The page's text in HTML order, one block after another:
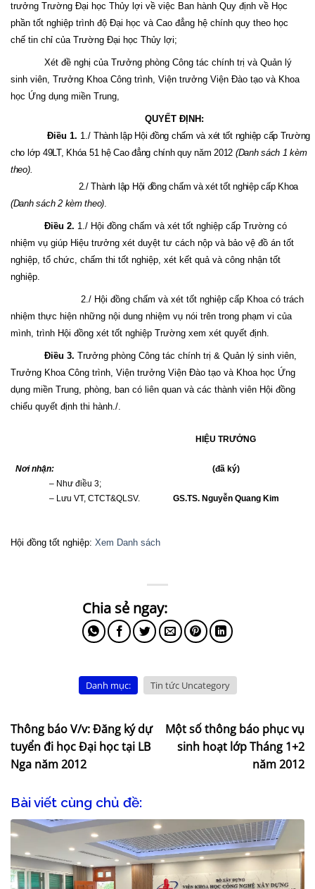
trưởng Trường Đại học Thủy lợi về việc Ban hành Quy định về Học
phần tốt nghiệp trình độ Đại học và Cao đẳng hệ chính quy theo học
chế tin chỉ của Trường Đại học Thủy lợi;
Xét đề nghị của Trưởng phòng Công tác chính trị và Quản lý
sinh viên, Trưởng Khoa Công trình, Viện trưởng Viện Đào tạo và Khoa
học Ứng dụng miền Trung,
QUYẾT ĐỊNH:
Điều 1. 1./ Thành lập Hội đồng chấm và xét tốt nghiệp cấp Trường
cho lớp 49LT, Khóa 51 hệ Cao đẳng chính quy năm 2012 (Danh sách 1 kèm
theo).
2./ Thành lập Hội đồng chấm và xét tốt nghiệp cấp Khoa
(Danh sách 2 kèm theo).
Điều 2. 1./ Hội đồng chấm và xét tốt nghiệp cấp Trường có
nhiệm vụ giúp Hiệu trưởng xét duyệt tư cách nộp và bảo vệ đồ án tốt
nghiệp, tổ chức, chấm thi tốt nghiệp, xét kết quả và công nhận tốt
nghiệp.
2./ Hội đồng chấm và xét tốt nghiệp cấp Khoa có trách
nhiệm thực hiện những nội dung nhiệm vụ nói trên trong phạm vi của
mình, trình Hội đồng xét tốt nghiệp Trường xem xét quyết định.
Điều 3. Trưởng phòng Công tác chính trị & Quản lý sinh viên,
Trưởng Khoa Công trình, Viện trưởng Viện Đào tạo và Khoa học Ứng
dụng miền Trung, phòng, ban có liên quan và các thành viên Hội đồng
chiểu quyết định thi hành./.
Nơi nhận:
– Như điều 3;
– Lưu VT, CTCT&QLSV.
HIỆU TRƯỞNG
(đã ký)
GS.TS. Nguyễn Quang Kim
Hội đồng tốt nghiệp: Xem Danh sách
Danh mục: Tin tức Uncategory
Thông báo V/v: Đăng ký dự
tuyển đi học Đại học tại LB
Nga năm 2012
Một số thông báo phục vụ
sinh hoạt lớp Tháng 1+2
năm 2012
Bài viết cùng chủ đề: